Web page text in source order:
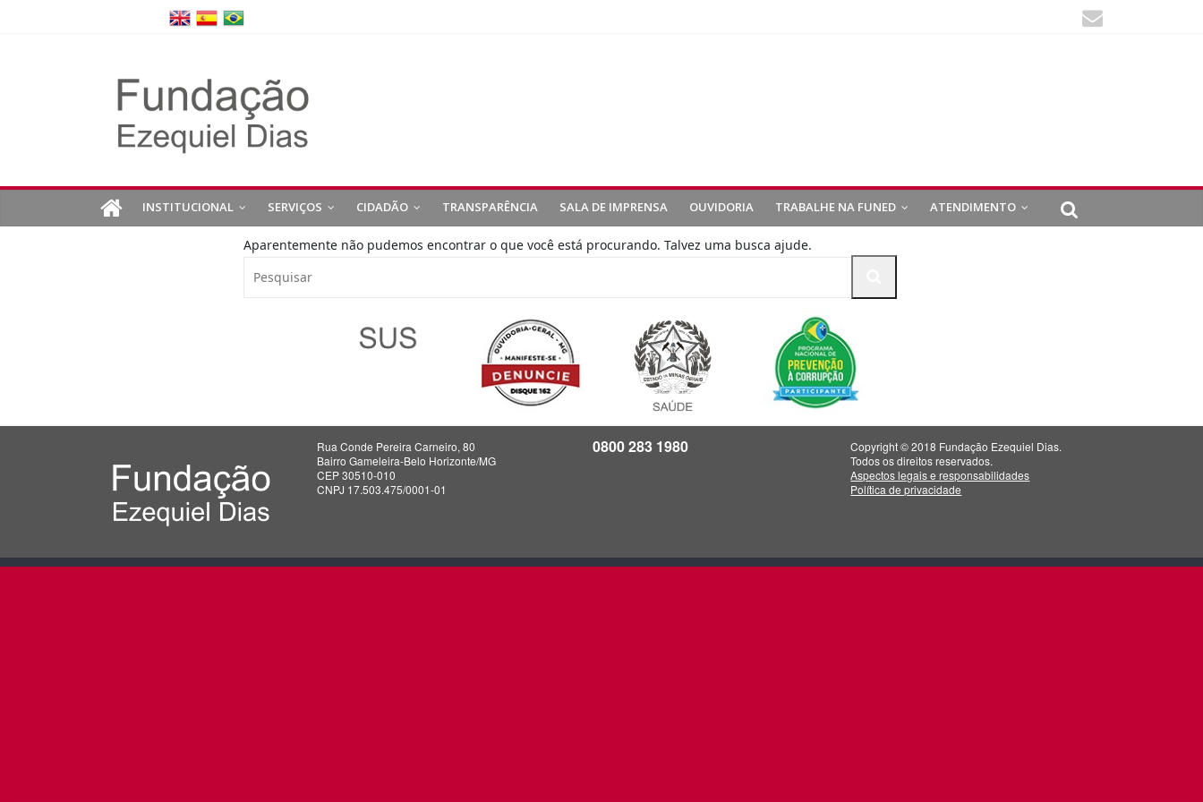
INSTITUCIONAL SERVIÇOS CIDADÃO TRANSPARÊNCIA SALA DE IMPRENSA OUVIDORIA TRABALHE NA FUNED ATENDIMENTO
Aparentemente não pudemos encontrar o que você está procurando. Talvez uma busca ajude.
Rua Conde Pereira Carneiro, 80
Bairro Gameleira-Belo Horizonte/MG
CEP 30510-010
CNPJ 17.503.475/0001-01
0800 283 1980
Copyright © 2018 Fundação Ezequiel Dias.
Todos os direitos reservados.
Aspectos legais e responsabilidades
Política de privacidade